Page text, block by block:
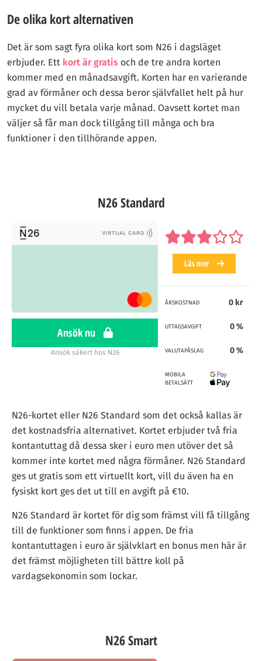
De olika kort alternativen
Det är som sagt fyra olika kort som N26 i dagsläget
erbjuder. Ett kort är gratis och de tre andra korten
kommer med en månadsavgift. Korten har en varierande
grad av förmåner och dessa beror självfallet helt på hur
mycket du vill betala varje månad. Oavsett kortet man
väljer så får man dock tillgång till många och bra
funktioner i den tillhörande appen.
N26 Standard
Ansök nu
Ansök säkert hos N26
Läs mer
ÅRSKOSTNAD 0 kr
UTTAGSAVGIFT 0 %
VALUTAPÅSLAG 0 %
MOBILA
BETALSÄTT
N26-kortet eller N26 Standard som det också kallas är
det kostnadsfria alternativet. Kortet erbjuder två fria
kontantuttag då dessa sker i euro men utöver det så
kommer inte kortet med några förmåner. N26 Standard
ges ut gratis som ett virtuellt kort, vill du även ha en
fysiskt kort ges det ut till en avgift på €10.
N26 Standard är kortet för dig som främst vill få tillgång
till de funktioner som finns i appen. De fria
kontantuttagen i euro är självklart en bonus men här är
det främst möjligheten till bättre koll på
vardagsekonomin som lockar.
N26 Smart